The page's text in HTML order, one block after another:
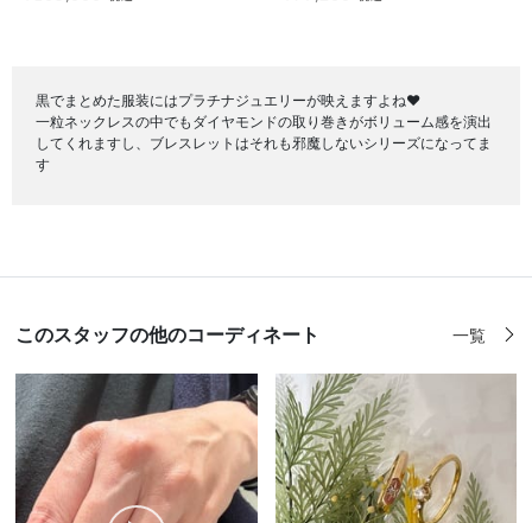
黒でまとめた服装にはプラチナジュエリーが映えますよね❤️
一粒ネックレスの中でもダイヤモンドの取り巻きがボリューム感を演出
してくれますし、ブレスレットはそれも邪魔しないシリーズになってま
す
このスタッフの他のコーディネート 一覧